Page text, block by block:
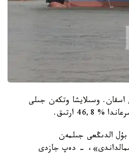
جۇك كولەمى 1,1 ميلليون توننادان اسقان. وسىلايشا وتكەن جىلى
ت ك م قۇرادى، بۇل الدىڭعى جىلمەن
جىلى تەڭىز كولىگىمەن 89,2 مىڭ ادام تاسىمالداندى»، - دەپ جازدى